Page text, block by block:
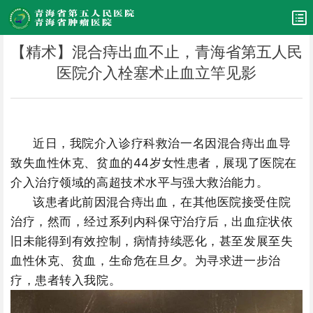
【精术】混合痔出血不止，青海省第五人民
医院介入栓塞术止血立竿见影
近日，我院介入诊疗科救治一名因混合痔出血导
致失血性休克、贫血的44岁女性患者，展现了医院在
介入治疗领域的高超技术水平与强大救治能力。
该患者此前因混合痔出血，在其他医院接受住院
治疗，然而，经过系列内科保守治疗后，出血症状依
旧未能得到有效控制，病情持续恶化，甚至发展至失
血性休克、贫血，生命危在旦夕。为寻求进一步治
疗，患者转入我院。